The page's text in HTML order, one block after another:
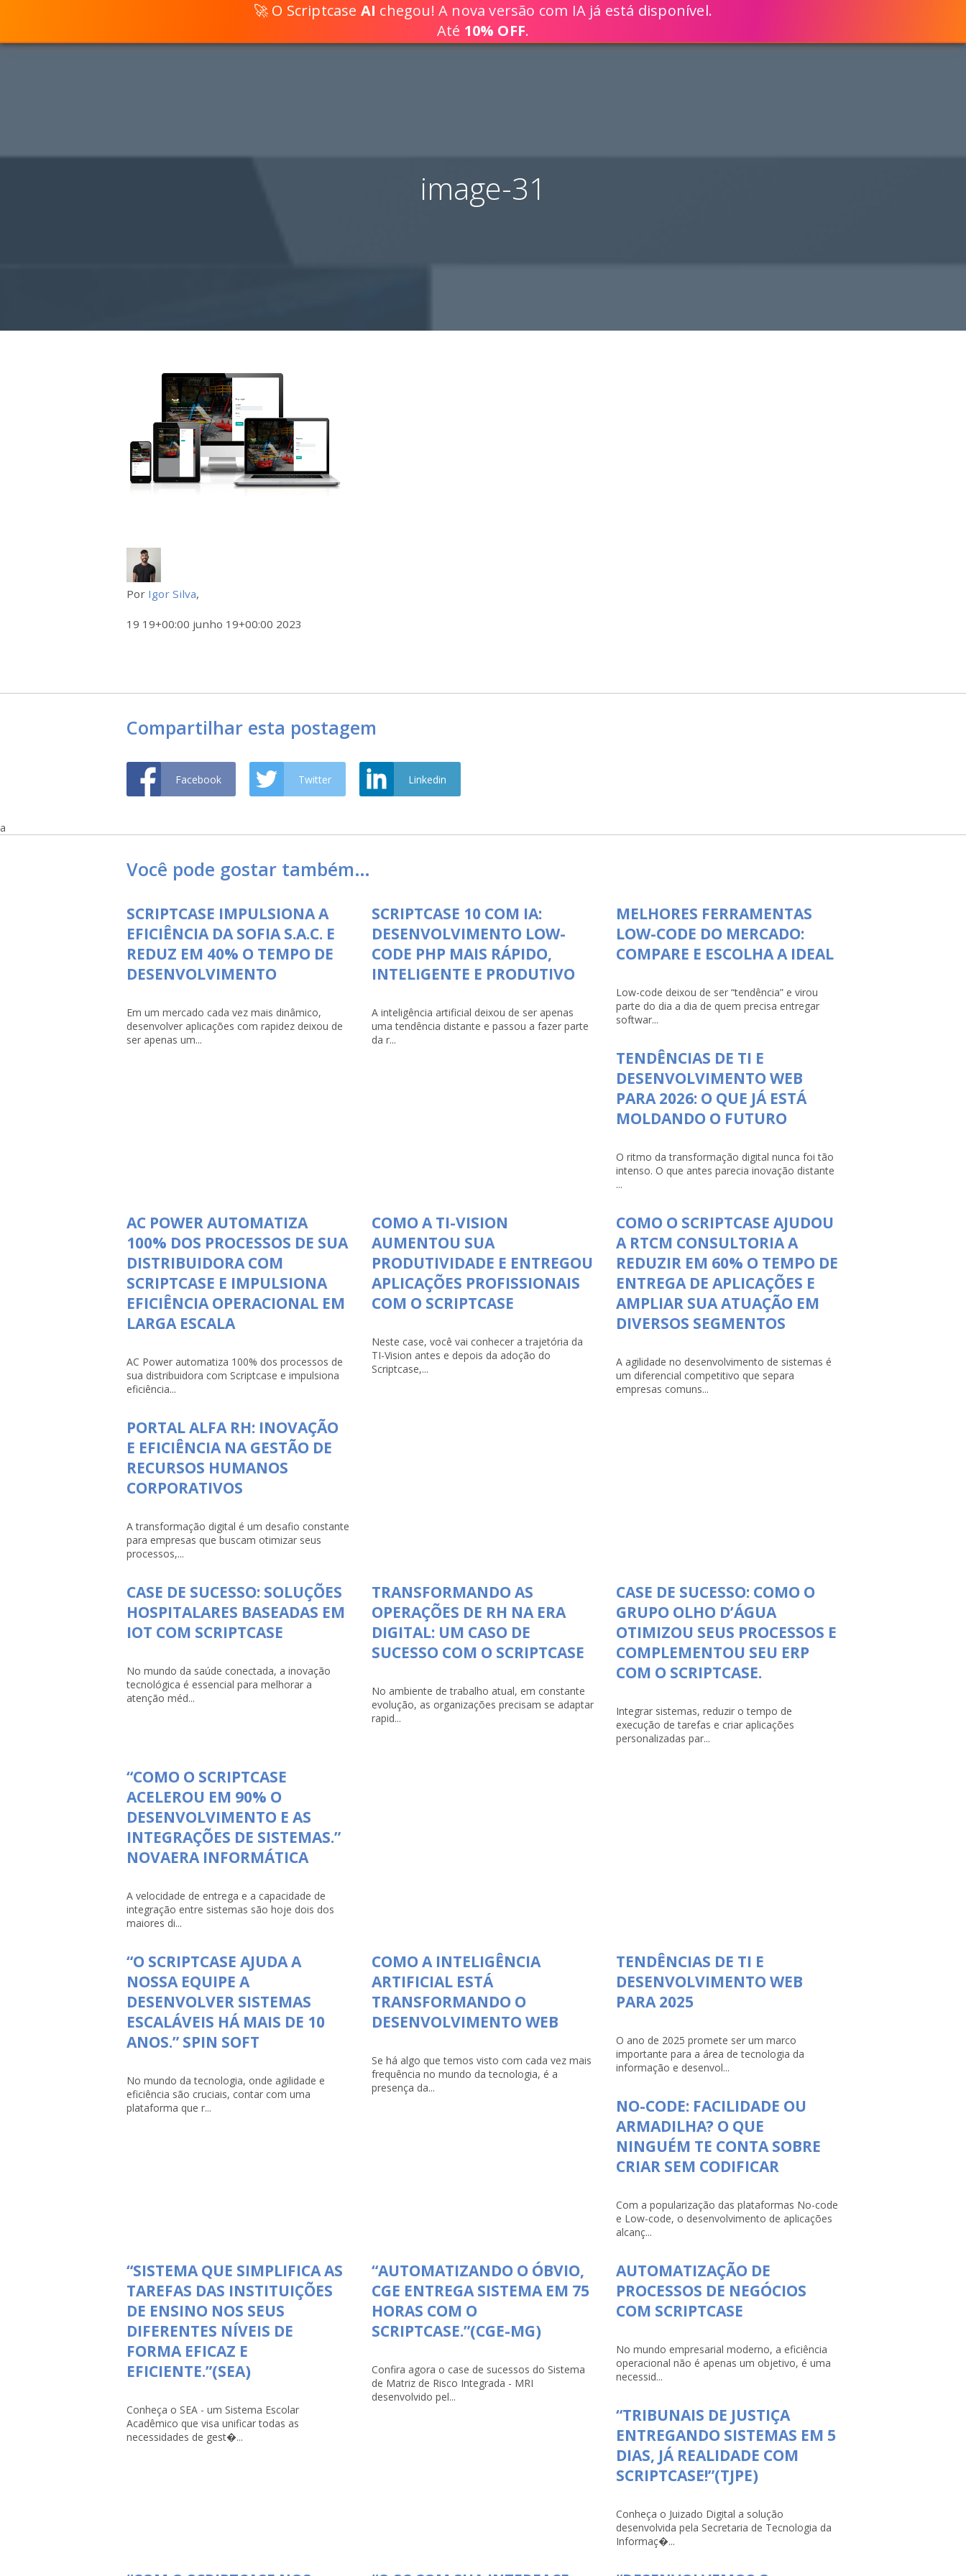
DESENVOLVA SOLUÇÕES WEB 80% MAIS RÁPIDO COM O SCRIPTCASE
image-31
Por Igor Silva,
19 19+00:00 junho 19+00:00 2023
Compartilhar esta postagem
Facebook Twitter Linkedin
a
Você pode gostar também…
SCRIPTCASE IMPULSIONA A
EFICIÊNCIA DA SOFIA S.A.C. E
REDUZ EM 40% O TEMPO DE
DESENVOLVIMENTO
Em um mercado cada vez mais dinâmico,
desenvolver aplicações com rapidez deixou de
ser apenas um...
SCRIPTCASE 10 COM IA:
DESENVOLVIMENTO LOW-
CODE PHP MAIS RÁPIDO,
INTELIGENTE E PRODUTIVO
A inteligência artificial deixou de ser apenas
uma tendência distante e passou a fazer parte
da r...
MELHORES FERRAMENTAS
LOW-CODE DO MERCADO:
COMPARE E ESCOLHA A IDEAL
Low-code deixou de ser “tendência” e virou
parte do dia a dia de quem precisa entregar
softwar...
TENDÊNCIAS DE TI E
DESENVOLVIMENTO WEB
PARA 2026: O QUE JÁ ESTÁ
MOLDANDO O FUTURO
O ritmo da transformação digital nunca foi tão
intenso. O que antes parecia inovação distante
...
AC POWER AUTOMATIZA
100% DOS PROCESSOS DE SUA
DISTRIBUIDORA COM
SCRIPTCASE E IMPULSIONA
EFICIÊNCIA OPERACIONAL EM
LARGA ESCALA
AC Power automatiza 100% dos processos de
sua distribuidora com Scriptcase e impulsiona
eficiência...
COMO A TI-VISION
AUMENTOU SUA
PRODUTIVIDADE E ENTREGOU
APLICAÇÕES PROFISSIONAIS
COM O SCRIPTCASE
Neste case, você vai conhecer a trajetória da
TI-Vision antes e depois da adoção do
Scriptcase,...
COMO O SCRIPTCASE AJUDOU
A RTCM CONSULTORIA A
REDUZIR EM 60% O TEMPO DE
ENTREGA DE APLICAÇÕES E
AMPLIAR SUA ATUAÇÃO EM
DIVERSOS SEGMENTOS
A agilidade no desenvolvimento de sistemas é
um diferencial competitivo que separa
empresas comuns...
PORTAL ALFA RH: INOVAÇÃO
E EFICIÊNCIA NA GESTÃO DE
RECURSOS HUMANOS
CORPORATIVOS
A transformação digital é um desafio constante
para empresas que buscam otimizar seus
processos,...
CASE DE SUCESSO: SOLUÇÕES
HOSPITALARES BASEADAS EM
IOT COM SCRIPTCASE
No mundo da saúde conectada, a inovação
tecnológica é essencial para melhorar a
atenção méd...
TRANSFORMANDO AS
OPERAÇÕES DE RH NA ERA
DIGITAL: UM CASO DE
SUCESSO COM O SCRIPTCASE
No ambiente de trabalho atual, em constante
evolução, as organizações precisam se adaptar
rapid...
CASE DE SUCESSO: COMO O
GRUPO OLHO D’ÁGUA
OTIMIZOU SEUS PROCESSOS E
COMPLEMENTOU SEU ERP
COM O SCRIPTCASE.
Integrar sistemas, reduzir o tempo de
execução de tarefas e criar aplicações
personalizadas par...
“COMO O SCRIPTCASE
ACELEROU EM 90% O
DESENVOLVIMENTO E AS
INTEGRAÇÕES DE SISTEMAS.”
NOVAERA INFORMÁTICA
A velocidade de entrega e a capacidade de
integração entre sistemas são hoje dois dos
maiores di...
“O SCRIPTCASE AJUDA A
NOSSA EQUIPE A
DESENVOLVER SISTEMAS
ESCALÁVEIS HÁ MAIS DE 10
ANOS.” SPIN SOFT
No mundo da tecnologia, onde agilidade e
eficiência são cruciais, contar com uma
plataforma que r...
COMO A INTELIGÊNCIA
ARTIFICIAL ESTÁ
TRANSFORMANDO O
DESENVOLVIMENTO WEB
Se há algo que temos visto com cada vez mais
frequência no mundo da tecnologia, é a
presença da...
TENDÊNCIAS DE TI E
DESENVOLVIMENTO WEB
PARA 2025
O ano de 2025 promete ser um marco
importante para a área de tecnologia da
informação e desenvol...
NO-CODE: FACILIDADE OU
ARMADILHA? O QUE
NINGUÉM TE CONTA SOBRE
CRIAR SEM CODIFICAR
Com a popularização das plataformas No-code
e Low-code, o desenvolvimento de aplicações
alcanç...
“SISTEMA QUE SIMPLIFICA AS
TAREFAS DAS INSTITUIÇÕES
DE ENSINO NOS SEUS
DIFERENTES NÍVEIS DE
FORMA EFICAZ E
EFICIENTE.”(SEA)
Conheça o SEA - um Sistema Escolar
Acadêmico que visa unificar todas as
necessidades de gest�...
“AUTOMATIZANDO O ÓBVIO,
CGE ENTREGA SISTEMA EM 75
HORAS COM O
SCRIPTCASE.”(CGE-MG)
Confira agora o case de sucessos do Sistema
de Matriz de Risco Integrada - MRI
desenvolvido pel...
AUTOMATIZAÇÃO DE
PROCESSOS DE NEGÓCIOS
COM SCRIPTCASE
No mundo empresarial moderno, a eficiência
operacional não é apenas um objetivo, é uma
necessid...
“TRIBUNAIS DE JUSTIÇA
ENTREGANDO SISTEMAS EM 5
DIAS, JÁ REALIDADE COM
SCRIPTCASE!”(TJPE)
Conheça o Juizado Digital a solução
desenvolvida pela Secretaria de Tecnologia da
Informaç�...
🚀 O Scriptcase AI chegou! A nova versão com IA já está disponível.
Até 10% OFF.